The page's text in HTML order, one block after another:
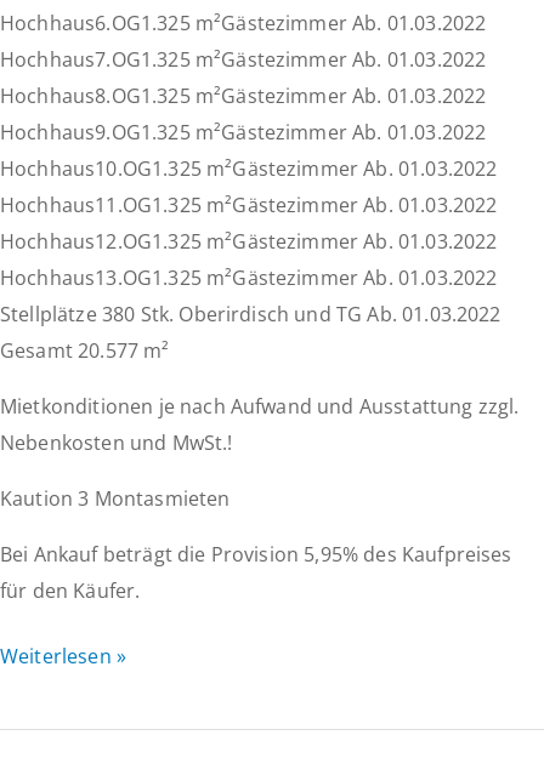
Hochhaus6.OG1.325 m²Gästezimmer Ab. 01.03.2022
Hochhaus7.OG1.325 m²Gästezimmer Ab. 01.03.2022
Hochhaus8.OG1.325 m²Gästezimmer Ab. 01.03.2022
Hochhaus9.OG1.325 m²Gästezimmer Ab. 01.03.2022
Hochhaus10.OG1.325 m²Gästezimmer Ab. 01.03.2022
Hochhaus11.OG1.325 m²Gästezimmer Ab. 01.03.2022
Hochhaus12.OG1.325 m²Gästezimmer Ab. 01.03.2022
Hochhaus13.OG1.325 m²Gästezimmer Ab. 01.03.2022
Stellplätze 380 Stk. Oberirdisch und TG Ab. 01.03.2022
Gesamt 20.577 m²
Mietkonditionen je nach Aufwand und Ausstattung zzgl.
Nebenkosten und MwSt.!
Kaution 3 Montasmieten
Bei Ankauf beträgt die Provision 5,95% des Kaufpreises
für den Käufer.
*PROVISIONSFREI*
ca.
Weiterlesen »